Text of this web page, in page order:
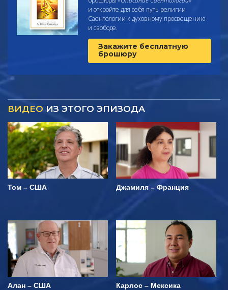
и откройте для себя путь религии
Саентологии к духовному просвещению
и свободе.
Закажите бесплатную
брошюру
ВИДЕО ИЗ ЭТОГО ЭПИЗОДА
Том – США Джамиля – Франция
Алан – США Карлос – Мексика